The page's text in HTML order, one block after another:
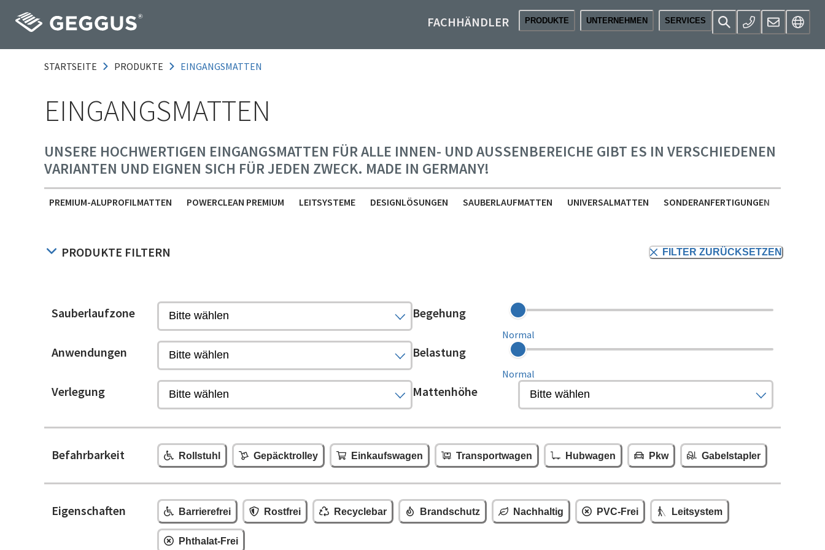
FACHHÄNDLER PRODUKTE UNTERNEHMEN SERVICES
STARTSEITE PRODUKTE EINGANGSMATTEN
EINGANGSMATTEN
UNSERE HOCHWERTIGEN EINGANGSMATTEN FÜR ALLE INNEN- UND AUSSENBEREICHE GIBT ES IN VERSCHIEDENEN V
ARIANTEN UND EIGNEN SICH FÜR JEDEN ZWECK. MADE IN GERMANY!
PREMIUM-ALUPROFILMATTEN POWERCLEAN PREMIUM LEITSYSTEME DESIGNLÖSUNGEN SAUBERLAUFMATTEN UNIVERSALMATTEN SONDERANFERTIGUNGEN
PRODUKTE FILTERN FILTER ZURÜCKSETZEN
Sauberlaufzone Begehung
Normal
Anwendungen Belastung
Normal
Verlegung Mattenhöhe
Befahrbarkeit Rollstuhl Gepäcktrolley Einkaufswagen Transportwagen Hubwagen Pkw Gabelstapler
Eigenschaften Barrierefrei Rostfrei Recyclebar Brandschutz Nachhaltig PVC-Frei Leitsystem
Phthalat-Frei